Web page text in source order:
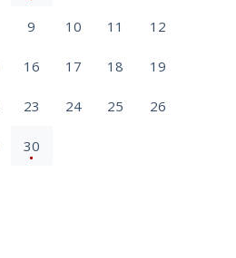
9 10 11 12
16 17 18 19
23 24 25 26
30